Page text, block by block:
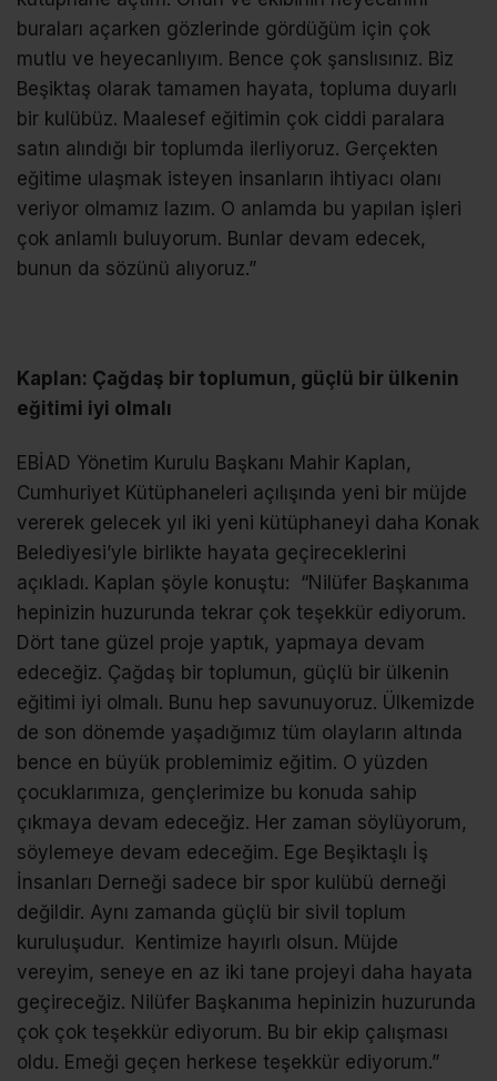
buraları açarken gözlerinde gördüğüm için çok
mutlu ve heyecanlıyım. Bence çok şanslısınız. Biz
Beşiktaş olarak tamamen hayata, topluma duyarlı
bir kulübüz. Maalesef eğitimin çok ciddi paralara
satın alındığı bir toplumda ilerliyoruz. Gerçekten
eğitime ulaşmak isteyen insanların ihtiyacı olanı
veriyor olmamız lazım. O anlamda bu yapılan işleri
çok anlamlı buluyorum. Bunlar devam edecek,
bunun da sözünü alıyoruz.”
Kaplan: Çağdaş bir toplumun, güçlü bir ülkenin
eğitimi iyi olmalı
EBİAD Yönetim Kurulu Başkanı Mahir Kaplan,
Cumhuriyet Kütüphaneleri açılışında yeni bir müjde
vererek gelecek yıl iki yeni kütüphaneyi daha Konak
Belediyesi’yle birlikte hayata geçireceklerini
açıkladı. Kaplan şöyle konuştu: “Nilüfer Başkanıma
hepinizin huzurunda tekrar çok teşekkür ediyorum.
Dört tane güzel proje yaptık, yapmaya devam
edeceğiz. Çağdaş bir toplumun, güçlü bir ülkenin
eğitimi iyi olmalı. Bunu hep savunuyoruz. Ülkemizde
de son dönemde yaşadığımız tüm olayların altında
bence en büyük problemimiz eğitim. O yüzden
çocuklarımıza, gençlerimize bu konuda sahip
çıkmaya devam edeceğiz. Her zaman söylüyorum,
söylemeye devam edeceğim. Ege Beşiktaşlı İş
İnsanları Derneği sadece bir spor kulübü derneği
değildir. Aynı zamanda güçlü bir sivil toplum
kuruluşudur. Kentimize hayırlı olsun. Müjde
vereyim, seneye en az iki tane projeyi daha hayata
geçireceğiz. Nilüfer Başkanıma hepinizin huzurunda
çok çok teşekkür ediyorum. Bu bir ekip çalışması
oldu. Emeği geçen herkese teşekkür ediyorum.”